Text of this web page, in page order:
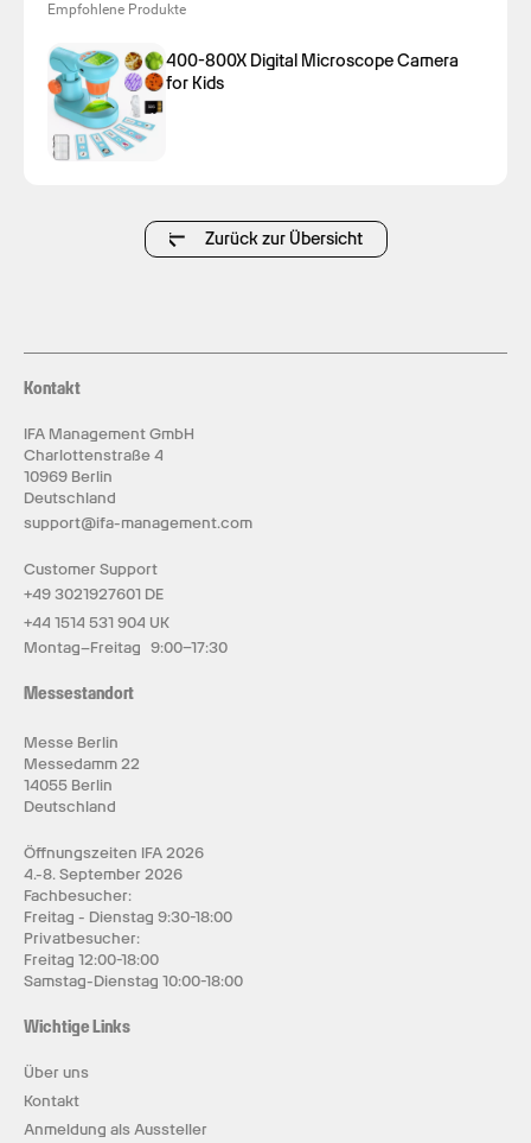
Empfohlene Produkte
400-800X Digital Microscope Camera
for Kids
Zurück zur Übersicht
Kontakt
IFA Management GmbH
Charlottenstraße 4
10969 Berlin
Deutschland
support@ifa-management.com
Customer Support
+49 3021927601 DE
+44 1514 531 904 UK
Montag–Freitag 9:00–17:30
Messestandort
Messe Berlin
Messedamm 22
14055 Berlin
Deutschland
Öffnungszeiten IFA 2026
4.-8. September 2026
Fachbesucher:
Freitag - Dienstag 9:30-18:00
Privatbesucher:
Freitag 12:00-18:00
Samstag-Dienstag 10:00-18:00
Wichtige Links
Über uns
Kontakt
Anmeldung als Aussteller